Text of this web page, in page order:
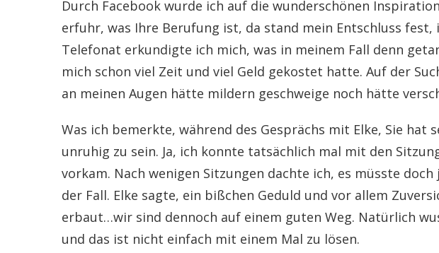
Durch Facebook wurde ich auf die wunderschönen
erfuhr, was Ihre Berufung ist, da stand mein Entschluss
Telefonat erkundigte ich mich, was in meinem Fall denn
mich schon viel Zeit und viel Geld gekostet hatte. Auf der
an meinen Augen hätte mildern geschweige noch hätte
Was ich bemerkte, während des Gesprächs mit Elke, Sie
unruhig zu sein. Ja, ich konnte tatsächlich mal mit den
vorkam. Nach wenigen Sitzungen dachte ich, es müsste
der Fall. Elke sagte, ein bißchen Geduld und vor allem
erbaut…wir sind dennoch auf einem guten Weg. Natürlich
und das ist nicht einfach mit einem Mal zu lösen.